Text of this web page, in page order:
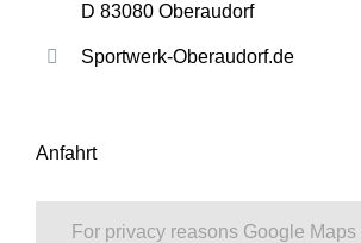
D 83080 Oberaudorf
Sportwerk-Oberaudorf.de
Anfahrt
For privacy reasons Google